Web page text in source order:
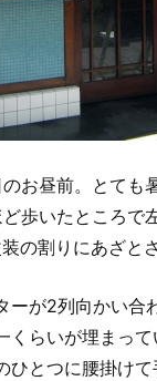
お昼前。とて
歩いたところで
の割りにあざと
ーが2列向かい合
くらいが埋まっ
とつに腰掛けて